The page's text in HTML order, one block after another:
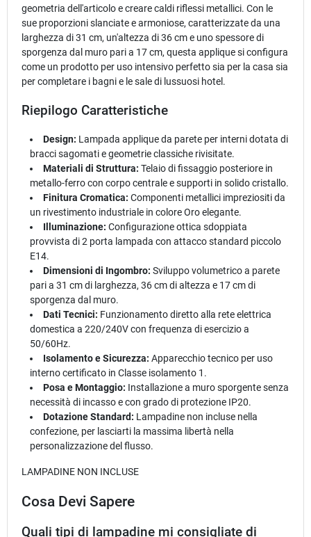
geometria dell'articolo e creare caldi riflessi metallici. Con le
sue proporzioni slanciate e armoniose, caratterizzate da una
larghezza di 31 cm, un'altezza di 36 cm e uno spessore di
sporgenza dal muro pari a 17 cm, questa applique si configura
come un prodotto per uso intensivo perfetto sia per la casa sia
per completare i bagni e le sale di lussuosi hotel.
Riepilogo Caratteristiche
Design: Lampada applique da parete per interni dotata di
bracci sagomati e geometrie classiche rivisitate.
Materiali di Struttura: Telaio di fissaggio posteriore in
metallo-ferro con corpo centrale e supporti in solido cristallo.
Finitura Cromatica: Componenti metallici impreziositi da
un rivestimento industriale in colore Oro elegante.
Illuminazione: Configurazione ottica sdoppiata
provvista di 2 porta lampada con attacco standard piccolo
E14.
Dimensioni di Ingombro: Sviluppo volumetrico a parete
pari a 31 cm di larghezza, 36 cm di altezza e 17 cm di
sporgenza dal muro.
Dati Tecnici: Funzionamento diretto alla rete elettrica
domestica a 220/240V con frequenza di esercizio a
50/60Hz.
Isolamento e Sicurezza: Apparecchio tecnico per uso
interno certificato in Classe isolamento 1.
Posa e Montaggio: Installazione a muro sporgente senza
necessità di incasso e con grado di protezione IP20.
Dotazione Standard: Lampadine non incluse nella
confezione, per lasciarti la massima libertà nella
personalizzazione del flusso.
LAMPADINE NON INCLUSE
Cosa Devi Sapere
Quali tipi di lampadine mi consigliate di